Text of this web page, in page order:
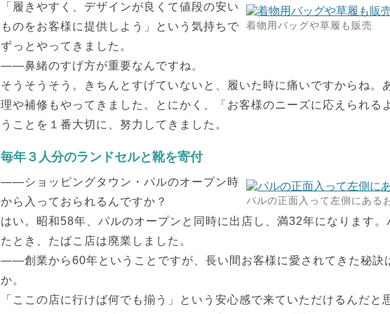
着物用バッグや草履も販売
「履きやすく、デザインが良くて値段の安い
ものをお客様に提供しよう」という気持ちで
ずっとやってきました。
――鼻緒のすげ方が重要なんですね。
そうそうそう。きちんとすげていないと、履いた時に痛いですからね。
理や補修もやってきました。とにかく、「お客様のニーズに応えられる
うことを１番大切に、努力してきました。
毎年３人分のランドセルと靴を寄付
パルの正面入って左側にある
――ショッピングタウン・パルのオープン時
から入っておられるんですか？
はい。昭和58年、パルのオープンと同時に出店し、満32年になります。
たとき、たばこ店は廃業しました。
――創業から60年ということですが、長い間お客様に愛されてきた秘訣
か。
「ここの店に行けば何でも揃う」という安心感で来ていただけるんだと